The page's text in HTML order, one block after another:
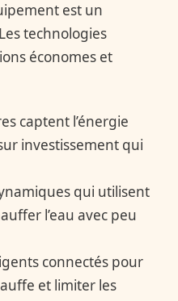
est un
technologies
économes et
captent l’énergie
investissement qui
qui utilisent
l’eau avec peu
connectés pour
et limiter les